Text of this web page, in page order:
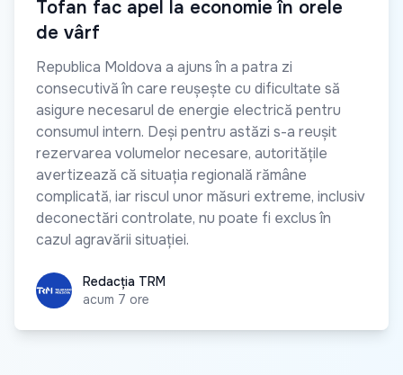
Tofan fac apel la economie în orele
de vârf
Republica Moldova a ajuns în a patra zi
consecutivă în care reușește cu dificultate să
asigure necesarul de energie electrică pentru
consumul intern. Deși pentru astăzi s-a reușit
rezervarea volumelor necesare, autoritățile
avertizează că situația regională rămâne
complicată, iar riscul unor măsuri extreme, inclusiv
deconectări controlate, nu poate fi exclus în
cazul agravării situației.
Redacția TRM
Redacția TRM
acum 7 ore